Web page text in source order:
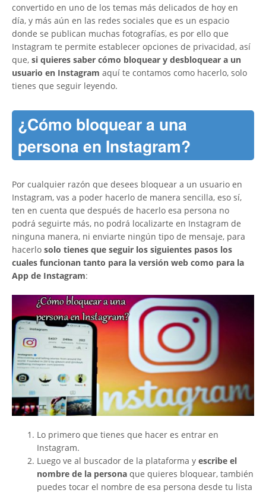
convertido en uno de los temas más delicados de hoy en
día, y más aún en las redes sociales que es un espacio
donde se publican muchas fotografías, es por ello que
Instagram te permite establecer opciones de privacidad, así
que, si quieres saber cómo bloquear y desbloquear a un
usuario en Instagram aquí te contamos como hacerlo, solo
tienes que seguir leyendo.
¿Cómo bloquear a una
persona en Instagram?
Por cualquier razón que desees bloquear a un usuario en
Instagram, vas a poder hacerlo de manera sencilla, eso sí,
ten en cuenta que después de hacerlo esa persona no
podrá seguirte más, no podrá localizarte en Instagram de
ninguna manera, ni enviarte ningún tipo de mensaje, para
hacerlo solo tienes que seguir los siguientes pasos los
cuales funcionan tanto para la versión web como para la
App de Instagram:
Lo primero que tienes que hacer es entrar en
Instagram.
Luego ve al buscador de la plataforma y escribe el
nombre de la persona que quieres bloquear, también
puedes tocar el nombre de esa persona desde tu lista